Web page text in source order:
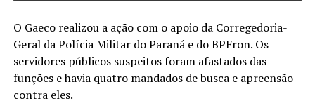
O Gaeco realizou a ação com o apoio da Corregedoria-
Geral da Polícia Militar do Paraná e do BPFron. Os
servidores públicos suspeitos foram afastados das
funções e havia quatro mandados de busca e apreensão
contra eles.